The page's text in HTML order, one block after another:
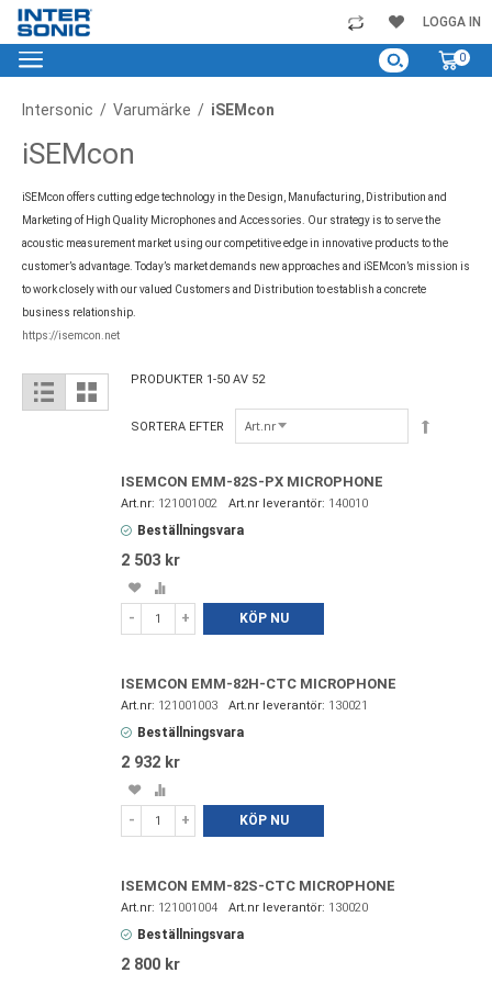
My
0
Skip
to
Content
LOGGA IN
Intersonic Varumärke iSEMcon
iSEMcon
iSEMcon offers cutting edge technology in the Design, Manufacturing, Distribution and
Marketing of High Quality Microphones and Accessories. Our strategy is to serve the
acoustic measurement market using our competitive edge in innovative products to the
customer’s advantage. Today’s market demands new approaches and iSEMcon’s mission is
to work closely with our valued Customers and Distribution to establish a concrete
business relationship.
https://isemcon.net
View
as
List Grid PRODUKTER 1-50 AV 52
SORTERA EFTER
ISEMCON EMM-82S-PX MICROPHONE
121001002 140010
Beställningsvara
2 503 kr
Spara
i
favoriter
Lägg
till
- + KÖP NU
ISEMCON EMM-82H-CTC MICROPHONE
121001003 130021
Beställningsvara
2 932 kr
Spara
i
favoriter
Lägg
till
- + KÖP NU
ISEMCON EMM-82S-CTC MICROPHONE
121001004 130020
Beställningsvara
2 800 kr